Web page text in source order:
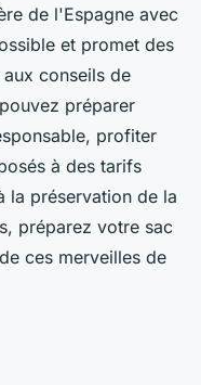
de l'Espagne avec
et promet des
conseils de
préparer
profiter
à des tarifs
la préservation de la
préparez votre sac
ces merveilles de